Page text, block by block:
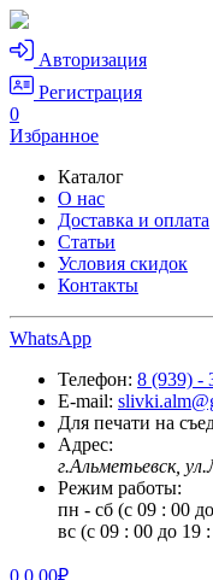
Авторизация
Регистрация
0
Избранное
Каталог
О нас
Доставка и оплата
Статьи
Условия скидок
Контакты
WhatsApp
Телефон: 8 (939) -
E-mail:
Для печати на
Адрес:
г.Альметьевск,
Режим работы:
пн - сб (с 09 : 00
вс (с 09 : 00 до 19